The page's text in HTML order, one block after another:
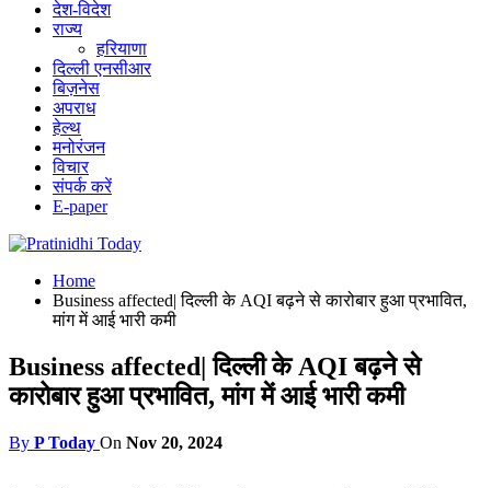
देश-विदेश
राज्य
हरियाणा
दिल्ली एनसीआर
बिज़नेस
अपराध
हेल्थ
मनोरंजन
विचार
संपर्क करें
E-paper
Home
Business affected| दिल्ली के AQI बढ़ने से कारोबार हुआ प्रभावित,
मांग में आई भारी कमी
Business affected| दिल्ली के AQI बढ़ने से
कारोबार हुआ प्रभावित, मांग में आई भारी कमी
By P Today On Nov 20, 2024